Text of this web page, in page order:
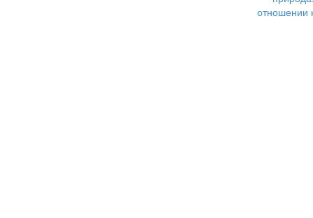
цветы для венка. а Ваня носился
испуганная птица и тревожно
отношении